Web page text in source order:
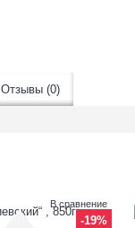
Отзывы (0)
-19%
В сравнение